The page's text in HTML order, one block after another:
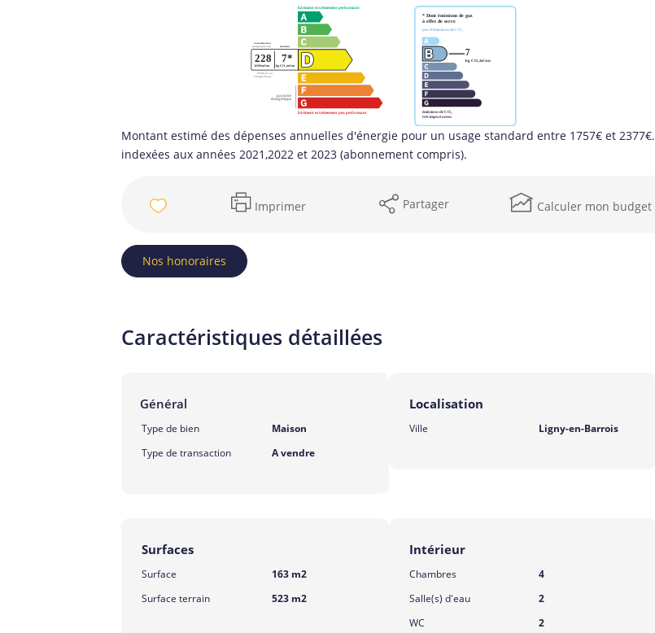
Montant estimé des dépenses annuelles d'énergie pour un usage standard entre 1757€ et 2377€.
indexées aux années 2021,2022 et 2023 (abonnement compris).
Imprimer Partager Calculer mon budget
Nos honoraires
Caractéristiques détaillées
Général
Type de bien
Maison
Type de transaction
A vendre
Localisation
Ville Ligny-en-Barrois
Surfaces
Surface
163 m2
Surface terrain
523 m2
Intérieur
Chambres
4
Salle(s) d'eau
2
WC
2